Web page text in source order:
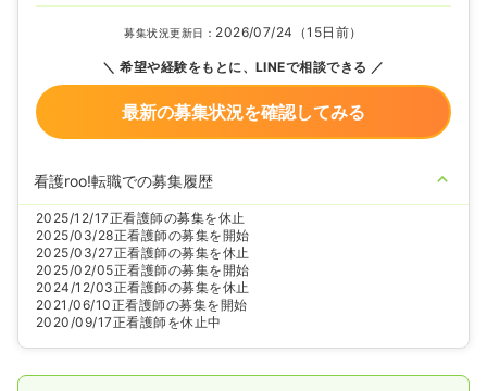
募集状況更新日： 2026/07/24（15日前）
希望や経験をもとに、LINEで相談できる
最新の募集状況を確認してみる
看護roo!転職での募集履歴
2025/12/17正看護師の募集を休止
2025/03/28正看護師の募集を開始
2025/03/27正看護師の募集を休止
2025/02/05正看護師の募集を開始
2024/12/03正看護師の募集を休止
2021/06/10正看護師の募集を開始
2020/09/17正看護師を休止中